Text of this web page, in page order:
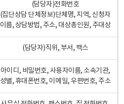
(담당자)전화번호
(집단상담 단체정보)단체명, 지역, 신청자
이름, 상담방법, 주소, 대상총인원, 주대상
(담당자)직위, 부서, 팩스
아이디, 비밀번호, 사용자이름, 소속기관,
성별, 휴대폰번호, 이메일, 우편번호, 주소